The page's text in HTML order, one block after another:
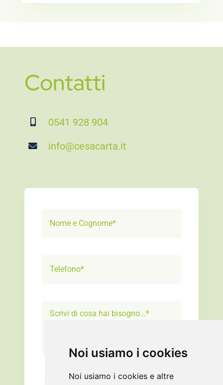
Noi usiamo i cookies
Noi usiamo i cookies e altre
Contatti
0541 928 904
info@cesacarta.it
Privacy